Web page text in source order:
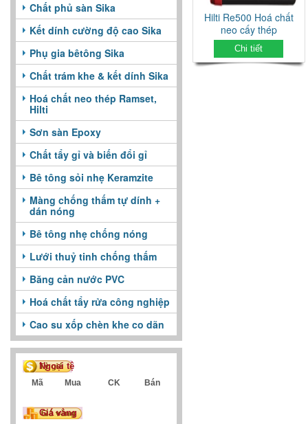
Chất phủ sàn Sika
Kết dính cường độ cao Sika
Phụ gia bêtông Sika
Chất trám khe & kết dính Sika
Hoá chất neo thép Ramset,
Hilti
Sơn sàn Epoxy
Chất tẩy gỉ và biến đổi gỉ
Bê tông sỏi nhẹ Keramzite
Màng chống thấm tự dính +
dán nóng
Bê tông nhẹ chống nóng
Lưới thuỷ tinh chống thấm
Băng cản nước PVC
Hoá chất tẩy rửa công nghiệp
Cao su xốp chèn khe co dãn
Ngoại tệ
Mã Mua CK Bán
Giá vàng
Hilti Re500 Hoá chất
neo cấy thép
Chi tiết